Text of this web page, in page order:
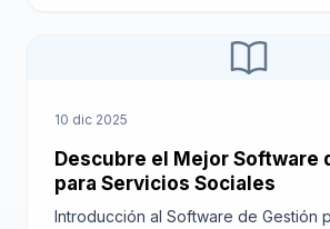
10 dic 2025
Descubre el Mejor Software
para Servicios Sociales
Introducción al Software de Gestión